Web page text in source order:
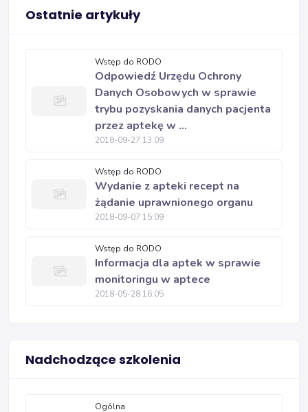
Ostatnie artykuły
Wstęp do RODO
Odpowiedź Urzędu Ochrony
Danych Osobowych w sprawie
trybu pozyskania danych pacjenta
przez aptekę w ...
2018-09-27 13:09
Wstęp do RODO
Wydanie z apteki recept na
żądanie uprawnionego organu
2018-09-07 15:09
Wstęp do RODO
Informacja dla aptek w sprawie
monitoringu w aptece
2018-05-28 16:05
Nadchodzące szkolenia
Ogólna